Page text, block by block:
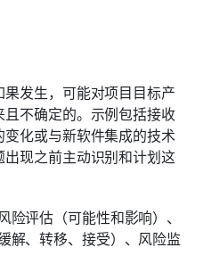
发生，可能对项目目标产
不确定的。示例包括接收
化或与新软件集成的技术
出现之前主动识别和计划这
险评估（可能性和影响）、
解、转移、接受）、风险监